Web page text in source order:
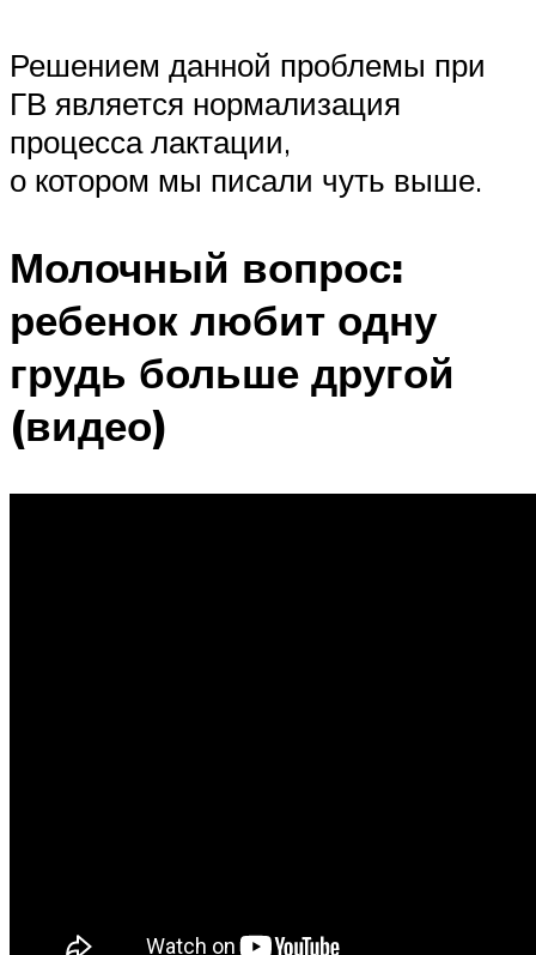
Решением данной проблемы при
ГВ является нормализация
процесса лактации,
о котором мы писали чуть выше.
Молочный вопрос:
ребенок любит одну
грудь больше другой
(видео)